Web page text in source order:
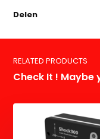
Delen
RELATED PRODUCTS
Check It ! Maybe